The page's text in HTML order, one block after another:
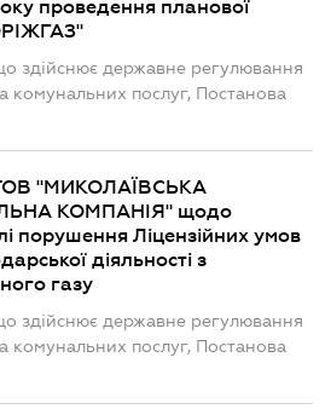
проведення планової
здійснює державне регулювання
комунальних послуг, Постанова
"МИКОЛАЇВСЬКА
КОМПАНІЯ" щодо
порушення Ліцензійних умов
діяльності з
газу
здійснює державне регулювання
комунальних послуг, Постанова